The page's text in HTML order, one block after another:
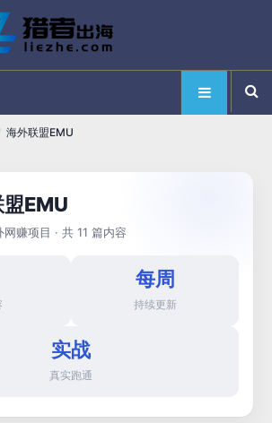
海外联盟EMU
EMU
网赚项目 · 共 11 篇内容
每周
持续更新
实战
真实跑通